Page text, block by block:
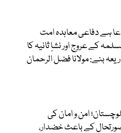
ہے دفاعی معاہدہ امت
کے عروج اور نشاِ ثانیہ کا
بنے: مولانا فضل الرحمان
امن و امان کی
کے باعث خضدار،